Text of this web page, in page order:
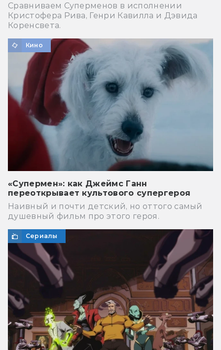
Сравниваем Суперменов в исполнении
Кристофера Рива, Генри Кавилла и Дэвида
Коренсвета.
Кино
«Супермен»: как Джеймс Ганн
переоткрывает культового супергероя
Наивный и почти детский, но оттого самый
душевный фильм про этого героя.
Сериалы